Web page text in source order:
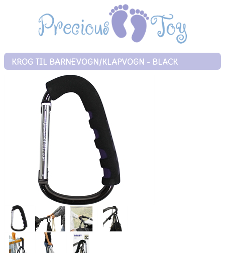
KROG TIL BARNEVOGN/KLAPVOGN - BLACK